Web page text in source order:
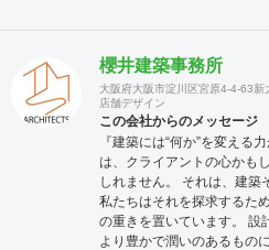
櫻井建築事務所
大阪府大阪市淀川区宮原4-4-63新
店舗デザイン
この会社からのメッセージ
『建築には“何か”を変える
は、クライアントの心かも
しれません。 それは、建築
私たちはそれを探求するた
の重きを置いています。 設
より豊かで潤いのあるもの